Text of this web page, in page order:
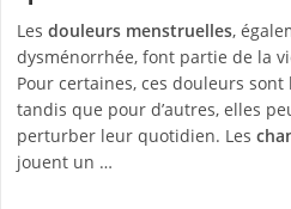
Les douleurs menstruelles,
dysménorrhée, font partie de la
Pour certaines, ces douleurs
tandis que pour d’autres, elles
perturber leur quotidien. Les
jouent un …